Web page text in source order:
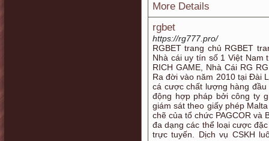
More Details
rgbet
https://rg777.pro/
RGBET trang chủ RGBET
Nhà cái uy tín số 1 Việt Nam
RICH GAME, Nhà Cái RG
Ra đời vào năm 2010 tại Đài
cá cược chất lượng hàng
động hợp pháp bởi công ty
giám sát theo giấy phép
chẽ của tổ chức PAGCOR và
đa dạng các thể loại cược
trực tuyến. Dịch vụ CSKH